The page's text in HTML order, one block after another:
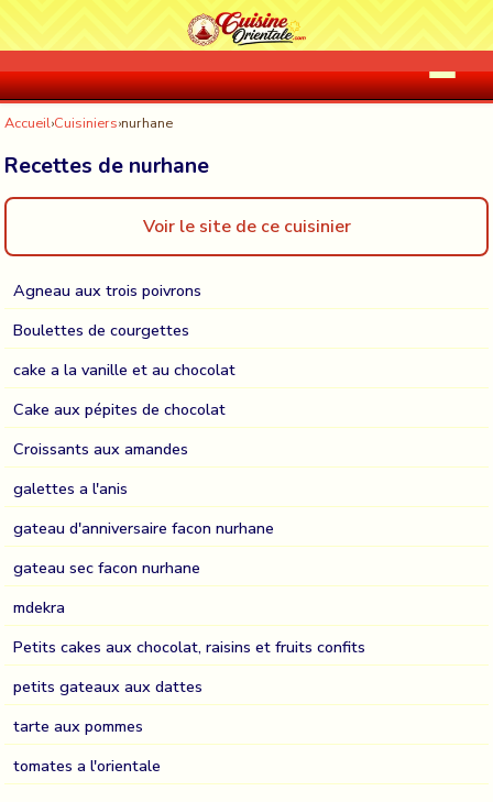
Accueil›Cuisiniers›nurhane
Recettes de nurhane
Voir le site de ce cuisinier
Agneau aux trois poivrons
Boulettes de courgettes
cake a la vanille et au chocolat
Cake aux pépites de chocolat
Croissants aux amandes
galettes a l'anis
gateau d'anniversaire facon nurhane
gateau sec facon nurhane
mdekra
Petits cakes aux chocolat, raisins et fruits confits
petits gateaux aux dattes
tarte aux pommes
tomates a l'orientale